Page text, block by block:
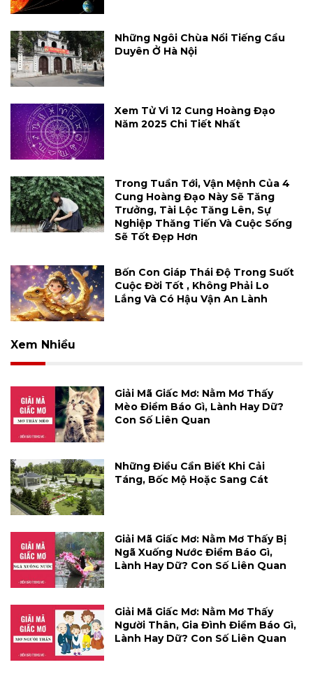
Những Ngôi Chùa Nổi Tiếng Cầu
Duyên Ở Hà Nội
Xem Tử Vi 12 Cung Hoàng Đạo
Năm 2025 Chi Tiết Nhất
Trong Tuần Tới, Vận Mệnh Của 4
Cung Hoàng Đạo Này Sẽ Tăng
Trưởng, Tài Lộc Tăng Lên, Sự
Nghiệp Thăng Tiến Và Cuộc Sống
Sẽ Tốt Đẹp Hơn
Bốn Con Giáp Thái Độ Trong Suốt
Cuộc Đời Tốt , Không Phải Lo
Lắng Và Có Hậu Vận An Lành
Xem Nhiều
Giải Mã Giấc Mơ: Nằm Mơ Thấy
Mèo Điềm Báo Gì, Lành Hay Dữ?
Con Số Liên Quan
Những Điều Cần Biết Khi Cải
Táng, Bốc Mộ Hoặc Sang Cát
Giải Mã Giấc Mơ: Nằm Mơ Thấy Bị
Ngã Xuống Nước Điềm Báo Gì,
Lành Hay Dữ? Con Số Liên Quan
Giải Mã Giấc Mơ: Nằm Mơ Thấy
Người Thân, Gia Đình Điềm Báo Gì,
Lành Hay Dữ? Con Số Liên Quan